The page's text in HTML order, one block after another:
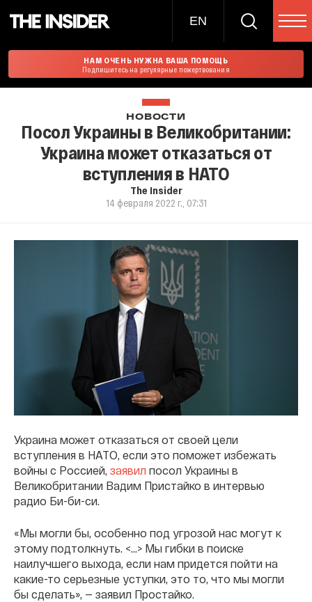
EN
НАМ ОЧЕНЬ НУЖНА ВАША ПОМОЩЬ
Подпишитесь на регулярные пожертвования
НОВОСТИ
Посол Украины в Великобритании:
Украина может отказаться от
вступления в НАТО
The Insider
14 февраля 2022 г., 07:31
Украина может отказаться от своей цели
вступления в НАТО, если это поможет избежать
войны с Россией, заявил посол Украины в
Великобритании Вадим Пристайко в интервью
радио Би-би-си.
«Мы могли бы, особенно под угрозой нас могут к
этому подтолкнуть. <…> Мы гибки в поиске
наилучшего выхода, если нам придется пойти на
какие-то серьезные уступки, это то, что мы могли
бы сделать», — заявил Простайко.